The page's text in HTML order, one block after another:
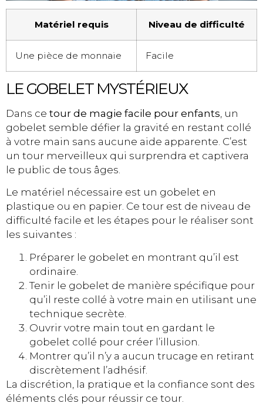
Matériel requis Niveau de difficulté
Une pièce de monnaie Facile
LE GOBELET MYSTÉRIEUX
Dans ce tour de magie facile pour enfants, un
gobelet semble défier la gravité en restant collé
à votre main sans aucune aide apparente. C’est
un tour merveilleux qui surprendra et captivera
le public de tous âges.
Le matériel nécessaire est un gobelet en
plastique ou en papier. Ce tour est de niveau de
difficulté facile et les étapes pour le réaliser sont
les suivantes :
Préparer le gobelet en montrant qu’il est
ordinaire.
Tenir le gobelet de manière spécifique pour
qu’il reste collé à votre main en utilisant une
technique secrète.
Ouvrir votre main tout en gardant le
gobelet collé pour créer l’illusion.
Montrer qu’il n’y a aucun trucage en retirant
discrètement l’adhésif.
La discrétion, la pratique et la confiance sont des
éléments clés pour réussir ce tour.